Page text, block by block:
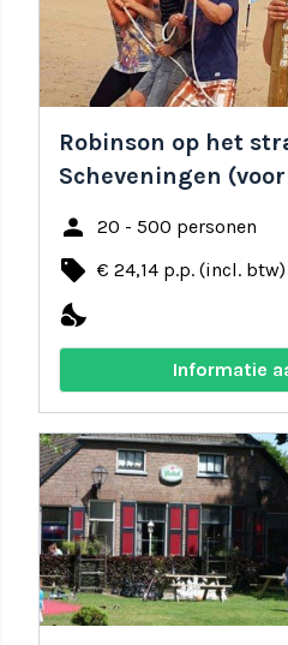
Robinson op het
Scheveningen
person 20 - 500 personen
local_offer € 24,14 p.p. (incl. btw)
nights_stay
Informatie